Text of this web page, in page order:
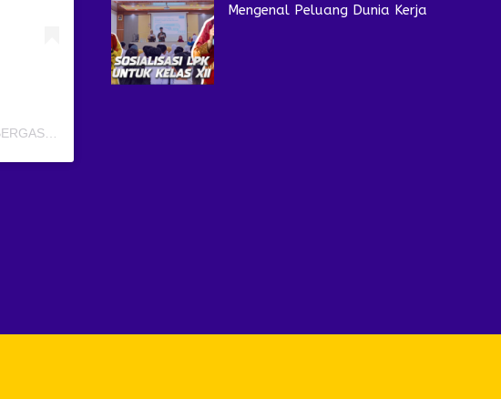
Sebuah kiriman dibagikan oleh SMA NEGERI 1 BERGAS (@smansagas.jaya)
Mengenal Peluang Dunia Kerja